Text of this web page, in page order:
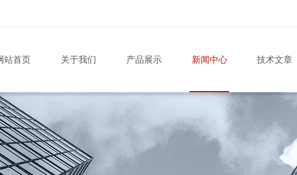
站首页 关于我们 产品展示 新闻中心 技术文章